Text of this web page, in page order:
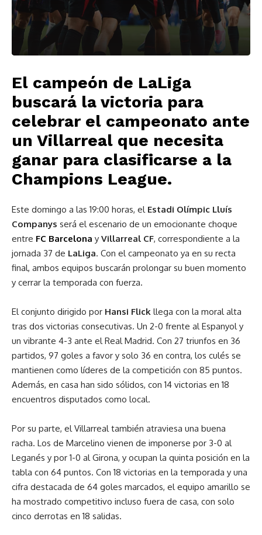
El campeón de LaLiga
buscará la victoria para
celebrar el campeonato ante
un Villarreal que necesita
ganar para clasificarse a la
Champions League.
Este domingo a las 19:00 horas, el Estadi Olímpic Lluís
Companys será el escenario de un emocionante choque
entre FC Barcelona y Villarreal CF, correspondiente a la
jornada 37 de LaLiga. Con el campeonato ya en su recta
final, ambos equipos buscarán prolongar su buen momento
y cerrar la temporada con fuerza.
El conjunto dirigido por Hansi Flick llega con la moral alta
tras dos victorias consecutivas. Un 2-0 frente al Espanyol y
un vibrante 4-3 ante el Real Madrid. Con 27 triunfos en 36
partidos, 97 goles a favor y solo 36 en contra, los culés se
mantienen como líderes de la competición con 85 puntos.
Además, en casa han sido sólidos, con 14 victorias en 18
encuentros disputados como local.
Por su parte, el Villarreal también atraviesa una buena
racha. Los de Marcelino vienen de imponerse por 3-0 al
Leganés y por 1-0 al Girona, y ocupan la quinta posición en la
tabla con 64 puntos. Con 18 victorias en la temporada y una
cifra destacada de 64 goles marcados, el equipo amarillo se
ha mostrado competitivo incluso fuera de casa, con solo
cinco derrotas en 18 salidas.